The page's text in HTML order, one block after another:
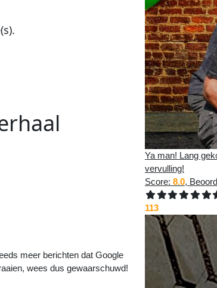
meer berichten dat Google
wees dus gewaarschuwd!
Ya man! Lang
vervulling!
Score: 8.0,
113